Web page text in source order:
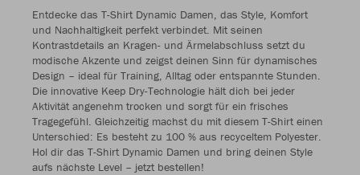
Entdecke das T-Shirt Dynamic Damen, das Style, Komfort
und Nachhaltigkeit perfekt verbindet. Mit seinen
Kontrastdetails an Kragen- und Ärmelabschluss setzt du
modische Akzente und zeigst deinen Sinn für dynamisches
Design – ideal für Training, Alltag oder entspannte Stunden.
Die innovative Keep Dry-Technologie hält dich bei jeder
Aktivität angenehm trocken und sorgt für ein frisches
Tragegefühl. Gleichzeitig machst du mit diesem T-Shirt einen
Unterschied: Es besteht zu 100 % aus recyceltem Polyester.
Hol dir das T-Shirt Dynamic Damen und bring deinen Style
aufs nächste Level – jetzt bestellen!